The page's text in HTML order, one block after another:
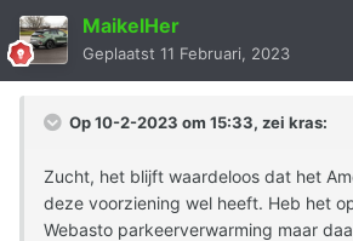
MaikelHer
Geplaatst 11 Februari, 2023
Op 10-2-2023 om 15:33, zei kras:
Zucht, het blijft waardeloos dat het
deze voorziening wel heeft. Heb het
Webasto parkeerverwarming maar